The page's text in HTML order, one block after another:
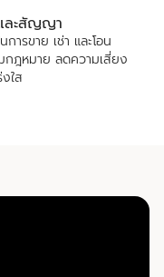
ละสัญญา
ารขาย เช่า และโอน
ฎหมาย ลดความเสี่ยง
ใส